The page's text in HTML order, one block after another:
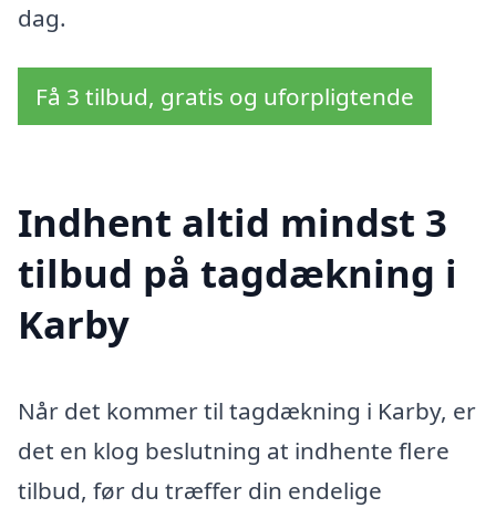
dag.
Få 3 tilbud, gratis og uforpligtende
Indhent altid mindst 3
tilbud på tagdækning i
Karby
Når det kommer til tagdækning i Karby, er
det en klog beslutning at indhente flere
tilbud, før du træffer din endelige